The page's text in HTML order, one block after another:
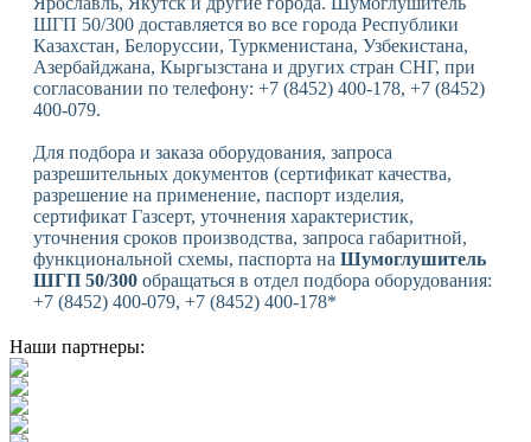
ШГП 50/300 доставляется во все города Республики
Казахстан, Белоруссии, Туркменистана, Узбекистана,
Азербайджана, Кыргызстана и других стран СНГ, при
согласовании по телефону: +7 (8452) 400-178, +7 (8452)
400-079.
Для подбора и заказа оборудования, запроса
разрешительных документов (сертификат качества,
разрешение на применение, паспорт изделия,
сертификат Газсерт, уточнения характеристик,
уточнения сроков производства, запроса габаритной,
функциональной схемы, паспорта на Шумоглушитель
ШГП 50/300 обращаться в отдел подбора оборудования:
+7 (8452) 400-079, +7 (8452) 400-178*
Наши партнеры: